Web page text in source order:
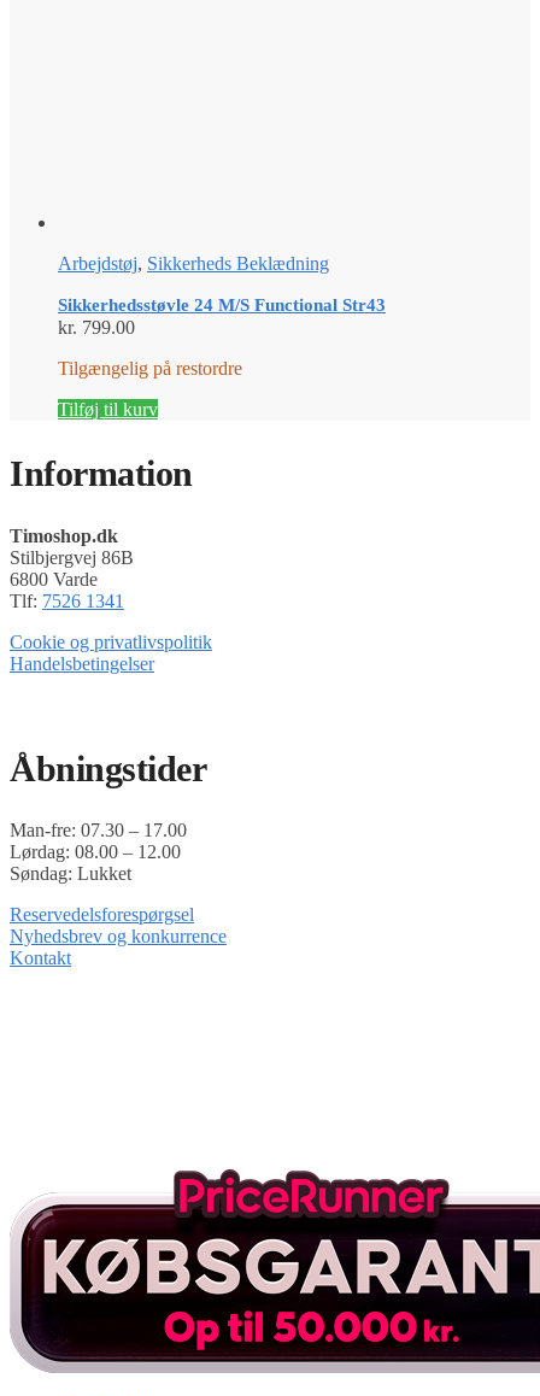
Arbejdstøj, Sikkerheds Beklædning
Sikkerhedsstøvle 24 M/S Functional Str43
kr. 799.00
Tilgængelig på restordre
Tilføj til kurv
Information
Timoshop.dk
Stilbjergvej 86B
6800 Varde
Tlf: 7526 1341
Cookie og privatlivspolitik
Handelsbetingelser
Åbningstider
Man-fre: 07.30 – 17.00
Lørdag: 08.00 – 12.00
Søndag: Lukket
Reservedelsforespørgsel
Nyhedsbrev og konkurrence
Kontakt